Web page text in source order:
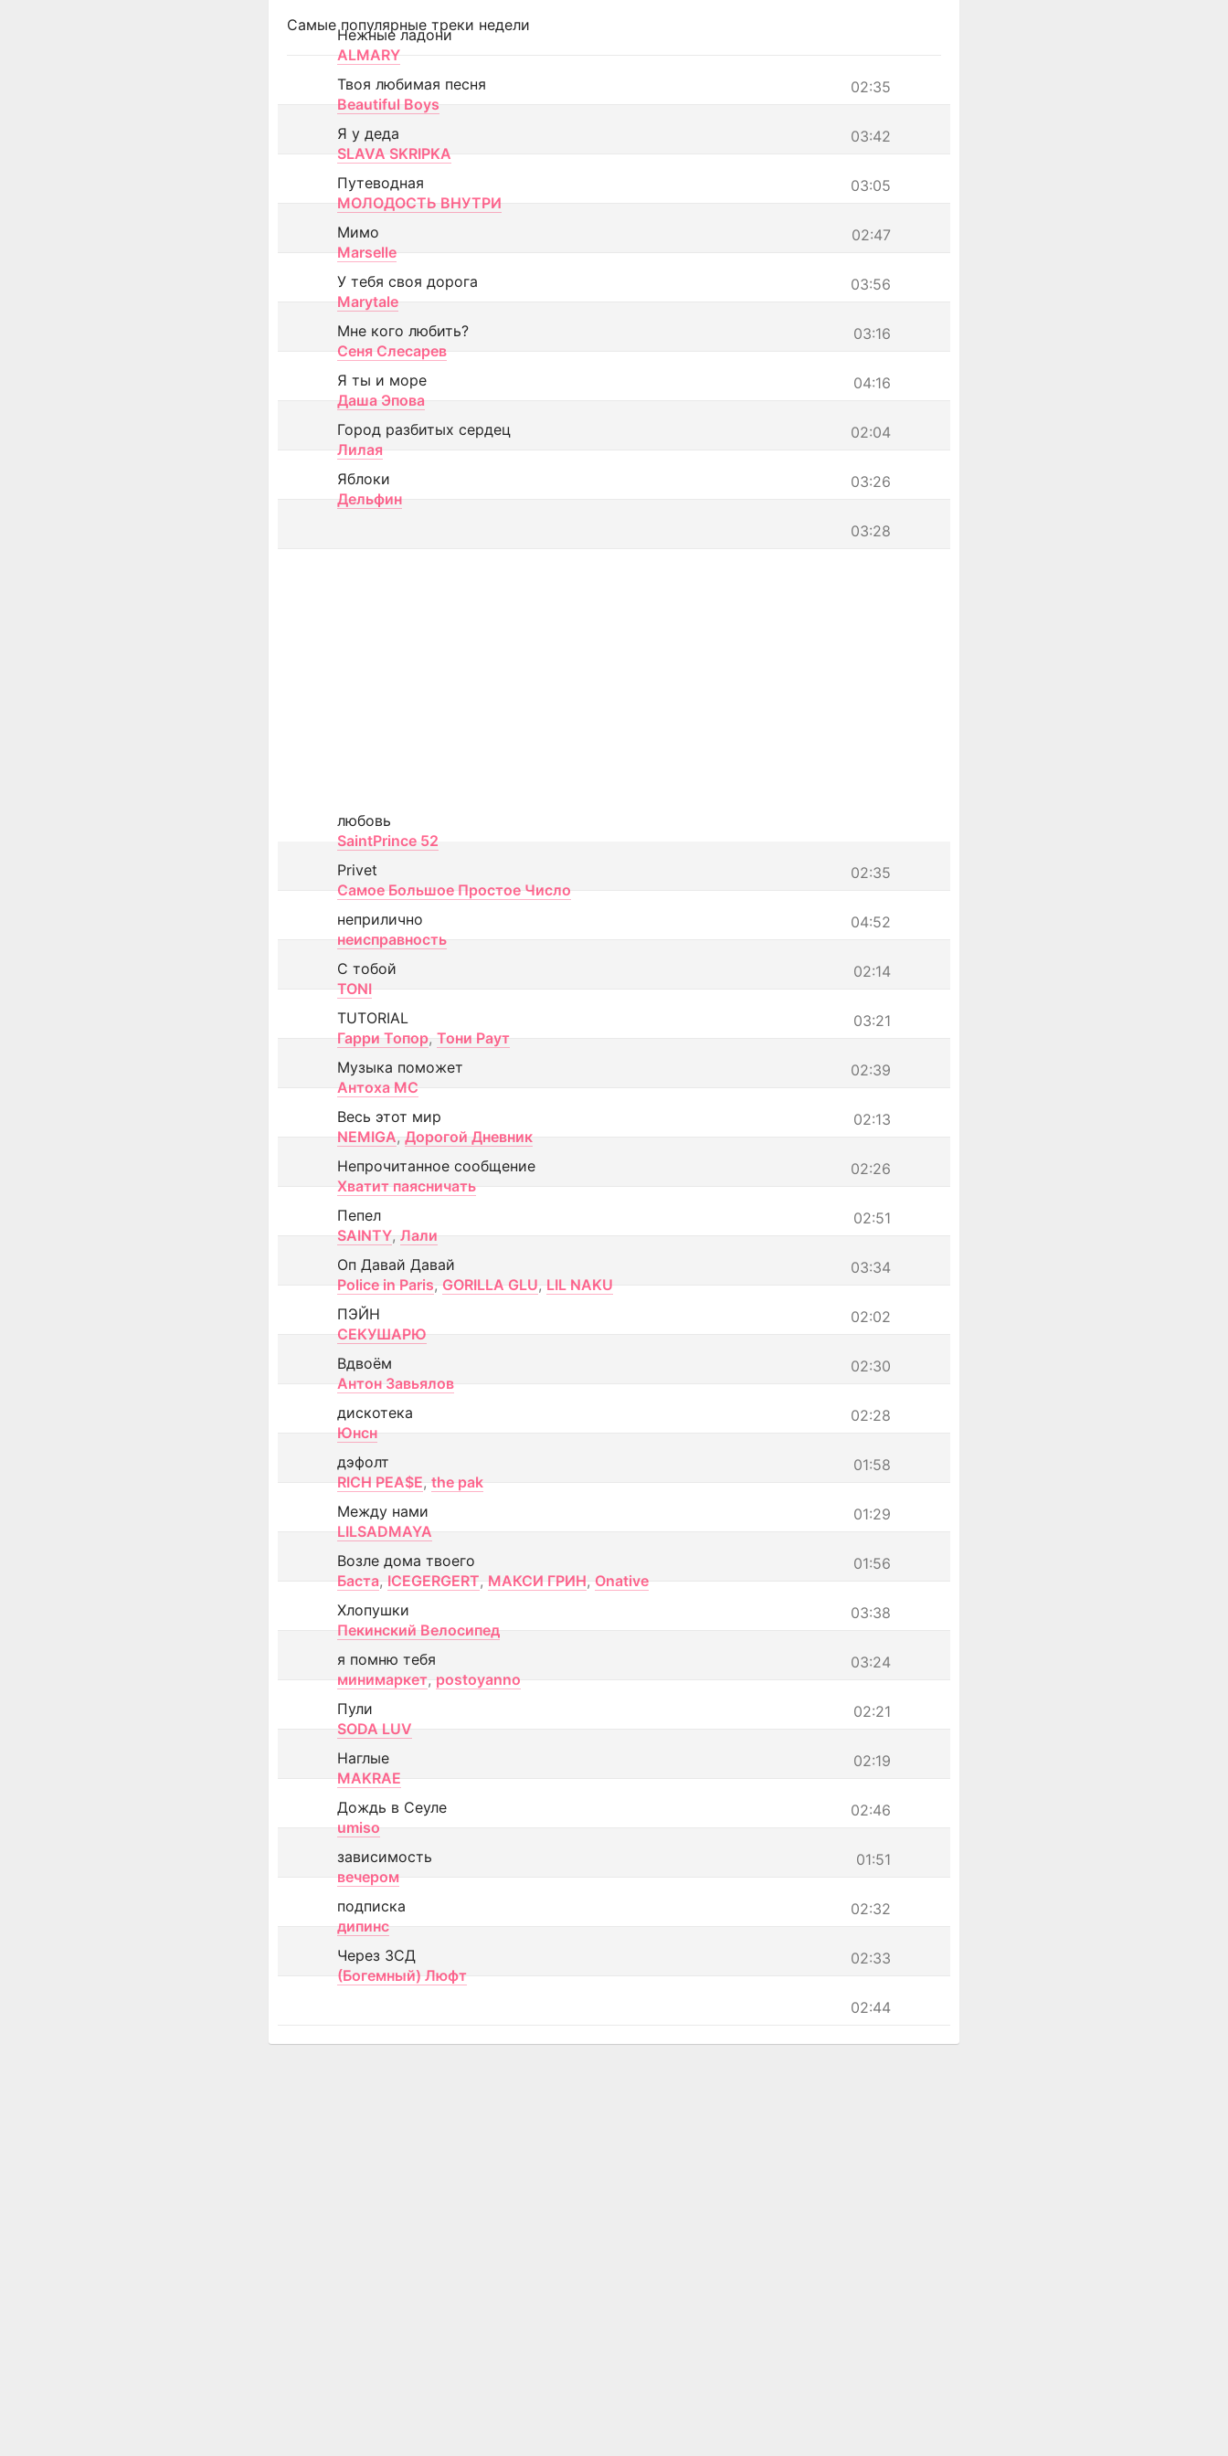
Самые популярные треки недели
Нежные ладони
ALMARY
02:35
Твоя любимая песня
Beautiful Boys
03:42
Я у деда
SLAVA SKRIPKA
03:05
Путеводная
МОЛОДОСТЬ ВНУТРИ
02:47
Мимо
Marselle
03:56
У тебя своя дорога
Marytale
03:16
Мне кого любить?
Сеня Слесарев
04:16
Я ты и море
Даша Эпова
02:04
Город разбитых сердец
Лилая
03:26
Яблоки
Дельфин
03:28
любовь
SaintPrince 52
02:35
Privet
Самое Большое Простое Число
04:52
неприлично
неисправность
02:14
С тобой
TONI
03:21
TUTORIAL
Гарри Топор, Тони Раут
02:39
Музыка поможет
Антоха МС
02:13
Весь этот мир
NEMIGA, Дорогой Дневник
02:26
Непрочитанное сообщение
Хватит паясничать
02:51
Пепел
SAINTY, Лали
03:34
Оп Давай Давай
Police in Paris, GORILLA GLU, LIL NAKU
02:02
ПЭЙН
СЕКУШАРЮ
02:30
Вдвоём
Антон Завьялов
02:28
дискотека
Юнсн
01:58
дэфолт
RICH PEA$E, the pak
01:29
Между нами
LILSADMAYA
01:56
Возле дома твоего
Баста, ICEGERGERT, МАКСИ ГРИН, Onative
03:38
Хлопушки
Пекинский Велосипед
03:24
я помню тебя
минимаркет, postoyanno
02:21
Пули
SODA LUV
02:19
Наглые
MAKRAE
02:46
Дождь в Сеуле
umiso
01:51
зависимость
вечером
02:32
подписка
дипинс
02:33
Через ЗСД
(Богемный) Люфт
02:44